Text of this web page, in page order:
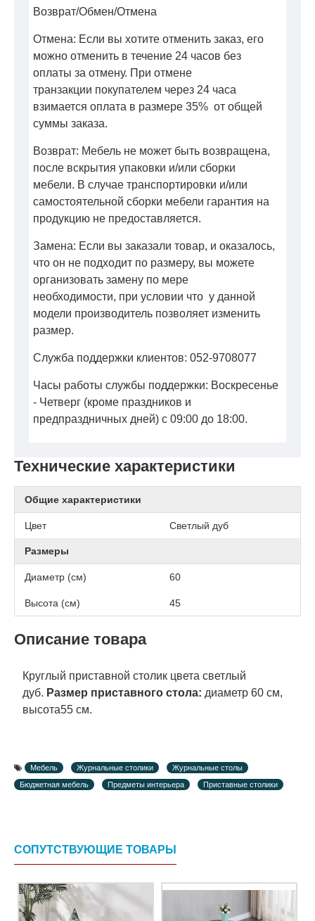
Технические характеристики
Общие характеристики
Цвет Светлый дуб
Размеры
Диаметр (см) 60
Высота (см) 45
Описание товара
Круглый приставной столик цвета светлый
дуб. Размер приставного стола: диаметр 60 см,
высота55 см.
Возврат/Обмен/Отмена
Отмена: Если вы хотите отменить заказ, его
можно отменить в течение 24 часов без
оплаты за отмену. При отмене
транзакции покупателем через 24 часа
взимается оплата в размере 35% от общей
суммы заказа.
Возврат: Мебель не может быть возвращена,
после вскрытия упаковки и/или сборки
мебели. В случае транспортировки и/или
самостоятельной сборки мебели гарантия на
продукцию не предоставляется.
Замена: Если вы заказали товар, и оказалось,
что он не подходит по размеру, вы можете
организовать замену по мере
необходимости, при условии что у данной
модели производитель позволяет изменить
размер.
Служба поддержки клиентов: 052-9708077
Часы работы службы поддержки: Воскресенье
- Четверг (кроме праздников и
предпраздничных дней) с 09:00 до 18:00.
Мебель Журнальные столики
Журнальные столы
Бюджетная мебель
Предметы интерьера Приставные столики
СОПУТСТВУЮЩИЕ ТОВАРЫ